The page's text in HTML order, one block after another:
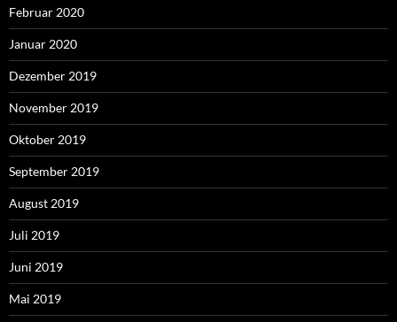
Februar 2020
Januar 2020
Dezember 2019
November 2019
Oktober 2019
September 2019
August 2019
Juli 2019
Juni 2019
Mai 2019